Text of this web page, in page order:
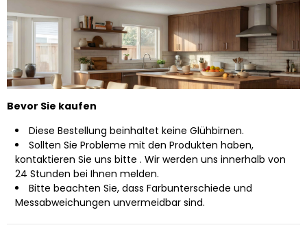
Bevor Sie kaufen
Diese Bestellung beinhaltet keine Glühbirnen.
Sollten Sie Probleme mit den Produkten haben,
kontaktieren Sie uns bitte . Wir werden uns innerhalb von
24 Stunden bei Ihnen melden.
Bitte beachten Sie, dass Farbunterschiede und
Messabweichungen unvermeidbar sind.